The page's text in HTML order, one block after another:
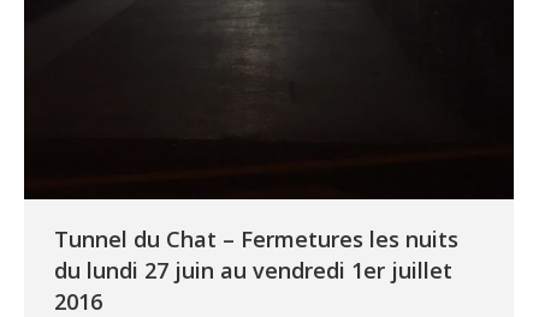
Tunnel du Chat – Fermetures les nuits
du lundi 27 juin au vendredi 1er juillet
2016